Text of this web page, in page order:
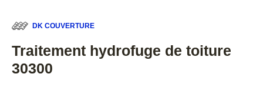
DK COUVERTURE
Traitement hydrofuge de toiture
30300